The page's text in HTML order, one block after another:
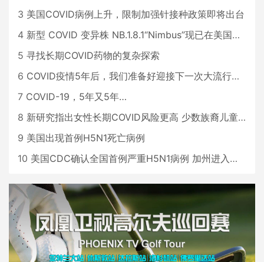
3 美国COVID病例上升，限制加强针接种政策即将出台
4 新型 COVID 变异株 NB.1.8.1“Nimbus”现已在美国占据主导地位
5 寻找长期COVID药物的复杂探索
6 COVID疫情5年后，我们准备好迎接下一次大流行了吗？
7 COVID-19，5年又5年…
8 新研究指出女性长期COVID风险更高 少数族裔儿童存在差异
9 美国出现首例H5N1死亡病例
10 美国CDC确认全国首例严重H5N1病例 加州进入紧急状态